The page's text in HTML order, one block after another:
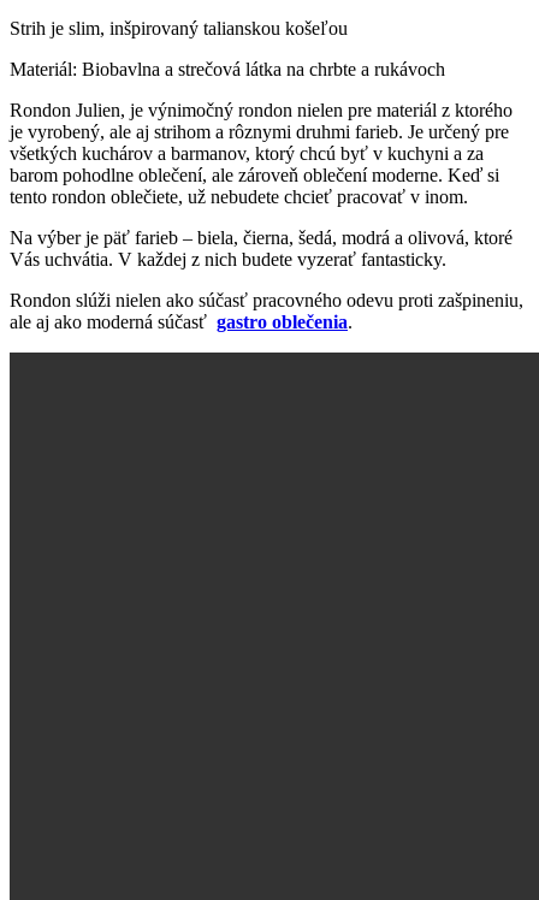
Strih je slim, inšpirovaný talianskou košeľou
Materiál: Biobavlna a strečová látka na chrbte a rukávoch
Rondon Julien, je výnimočný rondon nielen pre materiál z ktorého
je vyrobený, ale aj strihom a rôznymi druhmi farieb. Je určený pre
všetkých kuchárov a barmanov, ktorý chcú byť v kuchyni a za
barom pohodlne oblečení, ale zároveň oblečení moderne. Keď si
tento rondon oblečiete, už nebudete chcieť pracovať v inom.
Na výber je päť farieb – biela, čierna, šedá, modrá a olivová, ktoré
Vás uchvátia. V každej z nich budete vyzerať fantasticky.
Rondon slúži nielen ako súčasť pracovného odevu proti zašpineniu,
ale aj ako moderná súčasť gastro oblečenia.